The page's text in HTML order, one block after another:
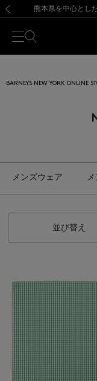
熊本県を中心とし
【開催中】
BARNEYS NEW YORK ONLINE
メンズウェア
並び替え